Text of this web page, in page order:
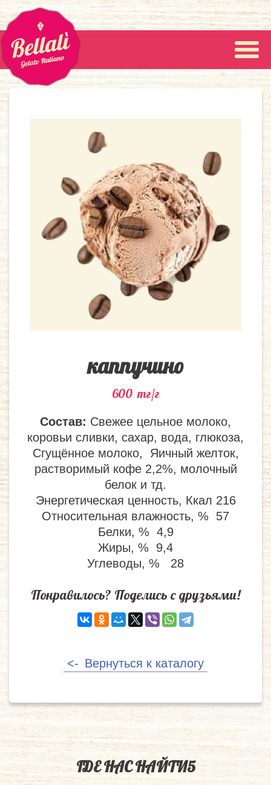
каппучино
600 тг/г
Состав: Свежее цельное молоко,
коровьи сливки, сахар, вода, глюкоза,
Сгущённое молоко, Яичный желток,
растворимый кофе 2,2%, молочный
белок и тд.
Энергетическая ценность, Ккал 216
Относительная влажность, % 57
Белки, % 4,9
Жиры, % 9,4
Углеводы, % 28
Понравилось? Поделись с друзьями!
Вернуться к каталогу
ГДЕ НАС НАЙТИ5